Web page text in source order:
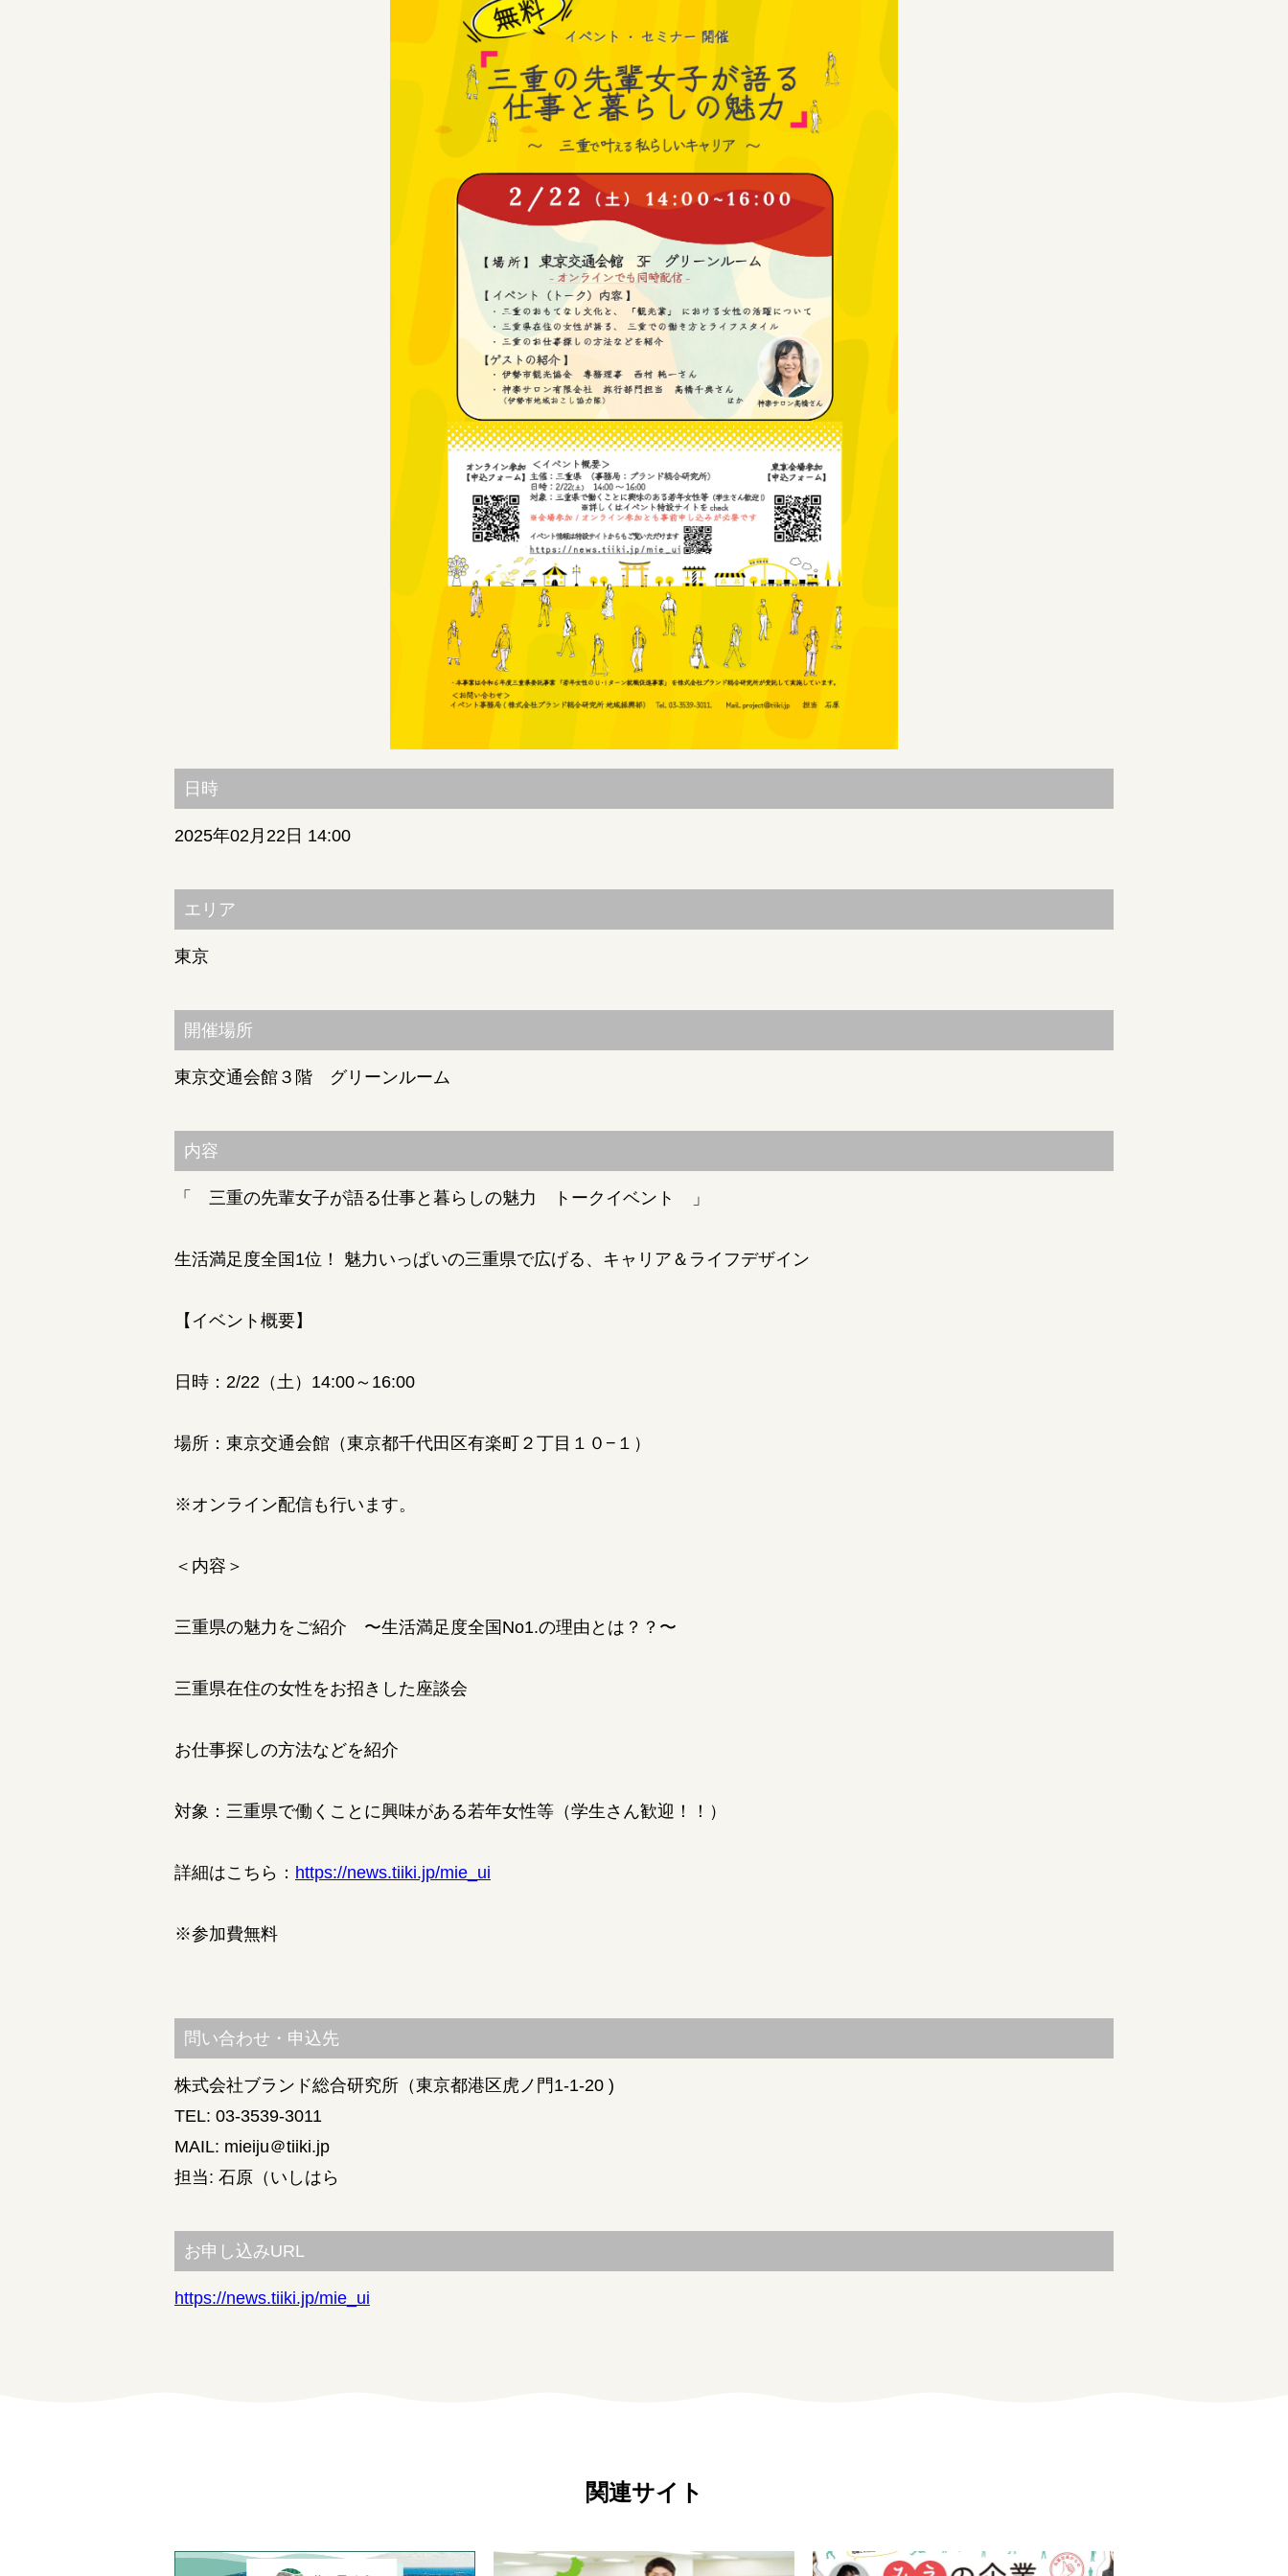
マイチャレ三重 シルバー人材の就労支援
日時
2025年02月22日 14:00
エリア
東京
開催場所
東京交通会館３階 グリーンルーム
内容
「 三重の先輩女子が語る仕事と暮らしの魅力 トークイベント 」
生活満足度全国1位！ 魅力いっぱいの三重県で広げる、キャリア＆ライフデザイン
【イベント概要】
日時：2/22（土）14:00～16:00
場所：東京交通会館（東京都千代田区有楽町２丁目１０−１）
※オンライン配信も行います。
＜内容＞
三重県の魅力をご紹介 〜生活満足度全国No1.の理由とは？？〜
三重県在住の女性をお招きした座談会
お仕事探しの方法などを紹介
対象：三重県で働くことに興味がある若年女性等（学生さん歓迎！！）
詳細はこちら： https://news.tiiki.jp/mie_ui
※参加費無料
問い合わせ・申込先
株式会社ブランド総合研究所（東京都港区虎ノ門1-1-20 )
TEL: 03-3539-3011
MAIL: mieiju＠tiiki.jp
担当: 石原（いしはら
お申し込みURL
https://news.tiiki.jp/mie_ui
関連サイト